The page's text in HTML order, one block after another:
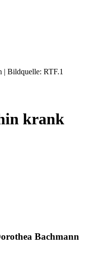
krank
Bachmann